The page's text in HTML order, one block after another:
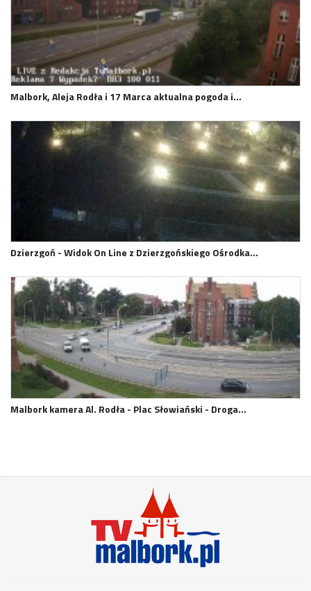
Malbork, Aleja Rodła i 17 Marca aktualna pogoda i…
Dzierzgoń - Widok On Line z Dzierzgońskiego Ośrodka…
Malbork kamera Al. Rodła - Plac Słowiański - Droga…